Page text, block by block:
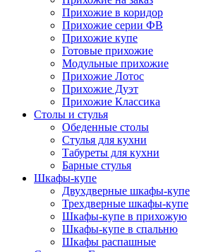
Прихожие в коридор
Прихожие серии ФВ
Прихожие купе
Готовые прихожие
Модульные прихожие
Прихожие Лотос
Прихожие Дуэт
Прихожие Классика
Столы и стулья
Обеденные столы
Стулья для кухни
Табуреты для кухни
Барные стулья
Шкафы-купе
Двухдверные шкафы-купе
Трехдверные шкафы-купе
Шкафы-купе в прихожую
Шкафы-купе в спальню
Шкафы распашные